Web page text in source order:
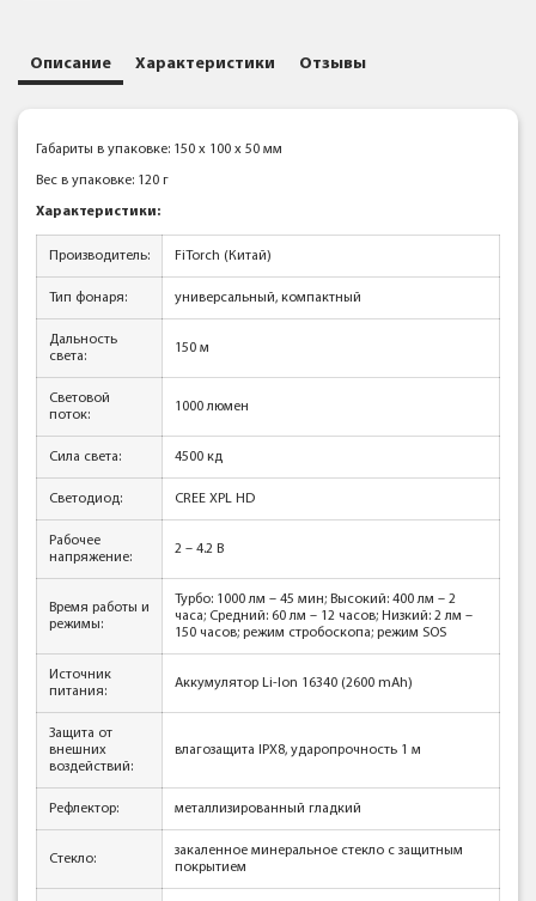
Описание Характеристики Отзывы
Габариты в упаковке: 150 x 100 x 50 мм
Вес в упаковке: 120 г
Характеристики:
Производитель: FiTorch (Китай)
Тип фонаря: универсальный, компактный
Дальность
света:
150 м
Световой
поток:
1000 люмен
Сила света: 4500 кд
Светодиод: CREE XPL HD
Рабочее
напряжение:
2 – 4.2 В
Время работы и
режимы:
Турбо: 1000 лм – 45 мин; Высокий: 400 лм – 2
часа; Средний: 60 лм – 12 часов; Низкий: 2 лм –
150 часов; режим стробоскопа; режим SOS
Источник
питания:
Аккумулятор Li-Ion 16340 (2600 mAh)
Защита от
внешних
воздействий:
влагозащита IPX8, ударопрочность 1 м
Рефлектор: металлизированный гладкий
Стекло:
закаленное минеральное стекло с защитным
покрытием